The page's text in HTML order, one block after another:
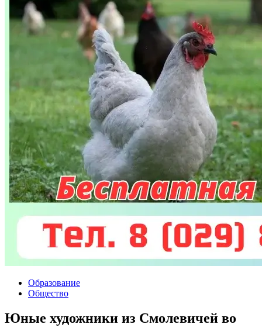
Образование
Общество
Юные художники из Смолевичей во